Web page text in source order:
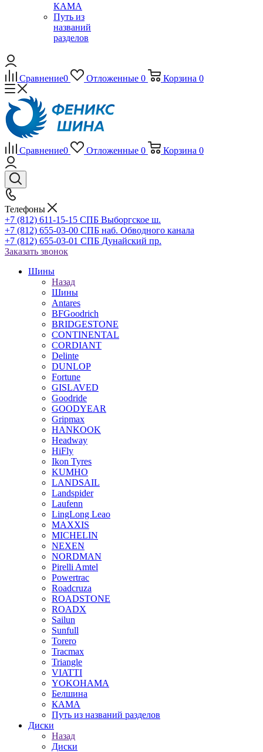
КАМА
Путь из
названий
разделов
Сравнение0 Отложенные 0 Корзина 0
Сравнение0 Отложенные 0 Корзина 0
Телефоны
+7 (812) 611-15-15 СПБ Выборгское ш.
+7 (812) 655-03-00 СПБ наб. Обводного канала
+7 (812) 655-03-01 СПБ Дунайский пр.
Заказать звонок
Шины
Назад
Шины
Antares
BFGoodrich
BRIDGESTONE
CONTINENTAL
CORDIANT
Delinte
DUNLOP
Fortune
GISLAVED
Goodride
GOODYEAR
Gripmax
HANKOOK
Headway
HiFly
Ikon Tyres
KUMHO
LANDSAIL
Landspider
Laufenn
LingLong Leao
MAXXIS
MICHELIN
NEXEN
NORDMAN
Pirelli Amtel
Powertrac
Roadcruza
ROADSTONE
ROADX
Sailun
Sunfull
Torero
Tracmax
Triangle
VIATTI
YOKOHAMA
Белшина
КАМА
Путь из названий разделов
Диски
Назад
Диски